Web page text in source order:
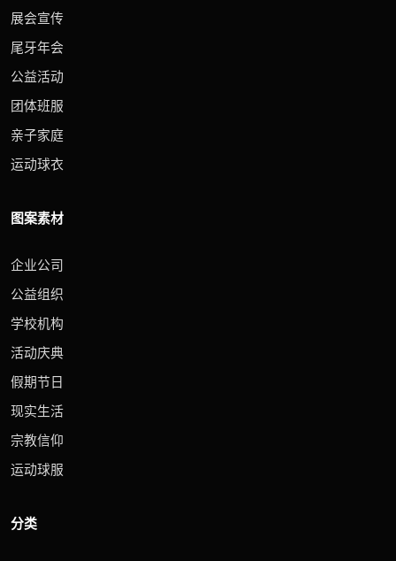
展会宣传
尾牙年会
公益活动
团体班服
亲子家庭
运动球衣
图案素材
企业公司
公益组织
学校机构
活动庆典
假期节日
现实生活
宗教信仰
运动球服
分类